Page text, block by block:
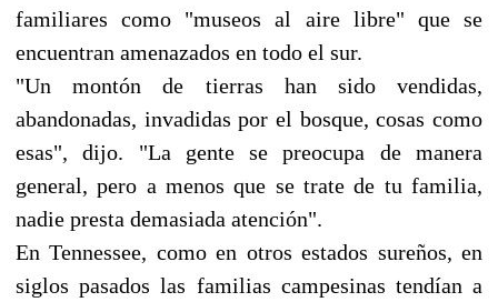
familiares como "museos al aire libre" que se
encuentran amenazados en todo el sur.
"Un montón de tierras han sido vendidas,
abandonadas, invadidas por el bosque, cosas como
esas", dijo. "La gente se preocupa de manera
general, pero a menos que se trate de tu familia,
nadie presta demasiada atención".
En Tennessee, como en otros estados sureños, en
siglos pasados las familias campesinas tendían a